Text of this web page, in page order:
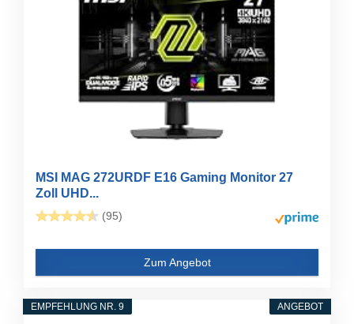
MSI MAG 272URDF E16 Gaming Monitor 27
Zoll UHD...
(95)
Zum Angebot
ANGEBOT
EMPFEHLUNG NR. 9